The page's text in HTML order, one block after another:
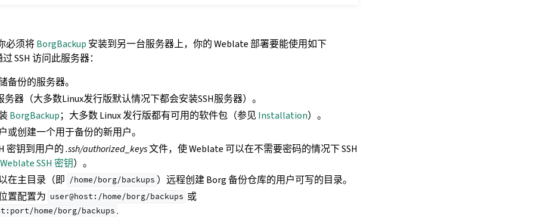
必须将BorgBackup 安装到另一台服务器上，你的 Weblate 部署要能使用如下
SSH 访问此服务器：
备份的服务器。
务器（大多数Linux发行版默认情况下都会安装SSH服务器）。
BorgBackup；大多数 Linux 发行版都有可用的软件包（参见 Installation）。
或创建一个用于备份的新用户。
密钥到用户的.ssh/authorized_keys文件，使 Weblate 可以在不需要密码的情况下 SSH
Weblate SSH 密钥）。
在主目录（即 /home/borg/backups ）远程创建 Borg 备份仓库的用户可写的目录。
置配置为 user@host:/home/borg/backups 或
home/borg/backups .